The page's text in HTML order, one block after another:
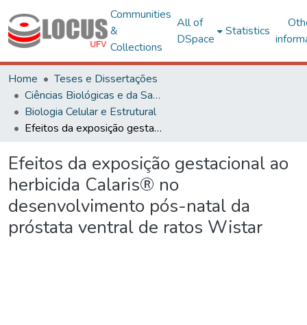
Communities
&
Collections
All of
DSpace
Statistics
Home
Teses e Dissertações
Ciências Biológicas e da Saúde
Biologia Celular e Estrutural
Efeitos da exposição gestacional ao herbicida Calaris® no desenvolvimento pós-natal da próstata ventral de ratos Wistar
Efeitos da exposição gestacional ao
herbicida Calaris® no
desenvolvimento pós-natal da
próstata ventral de ratos Wistar